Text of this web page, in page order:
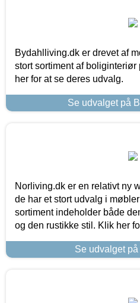
Bydahlliving.dk er drevet af
stort sortiment af
her for at se deres udvalg.
Se udvalget på
Norliving.dk er en relativt ny
de har et stort udvalg i
sortiment indeholder både
og den rustikke stil. Klik her
Se udvalget